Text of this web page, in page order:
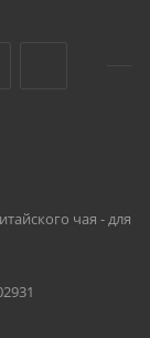
чая - для